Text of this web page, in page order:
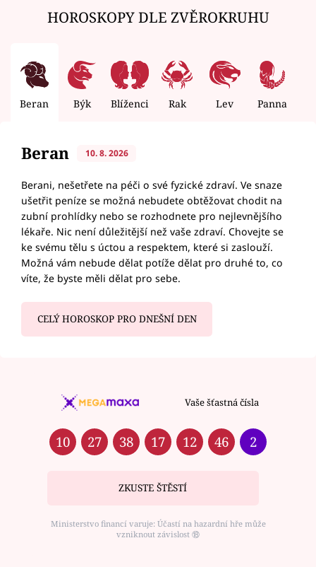
HOROSKOPY DLE ZVĚROKRUHU
Beran Býk Blíženci Rak Lev Panna
Beran 10. 8. 2026
Berani, nešetřete na péči o své fyzické zdraví. Ve snaze
ušetřit peníze se možná nebudete obtěžovat chodit na
zubní prohlídky nebo se rozhodnete pro nejlevnějšího
lékaře. Nic není důležitější než vaše zdraví. Chovejte se
ke svému tělu s úctou a respektem, které si zaslouží.
Možná vám nebude dělat potíže dělat pro druhé to, co
víte, že byste měli dělat pro sebe.
CELÝ HOROSKOP PRO DNEŠNÍ DEN
Vaše šťastná čísla
10 27 38 17 12 46 2
ZKUSTE ŠTĚSTÍ
Ministerstvo financí varuje: Účastí na hazardní hře může
vzniknout závislost ⑱